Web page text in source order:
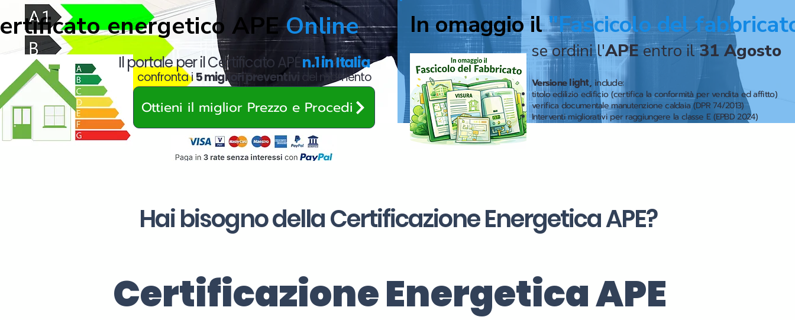
energetico APEOnline
Ottieni il miglior Prezzo e Procedi
Il portale per il Certificato APE n.1 in Italia
confronta i5 migliori preventivi del momento
In omaggio il"Fascicolo del
se ordini l'APE entro il31 Agosto
Versionelight,include:
titolo edilizio edificio (certifica la conformità per vendita ed affitto)
verifica documentale manutenzione caldaia (DPR 74/2013)
Interventi migliorativi per raggiungere la classe E (EPBD 2024)
Hai bisogno della Certificazione Energetica APE?
Certificazione Energetica APE